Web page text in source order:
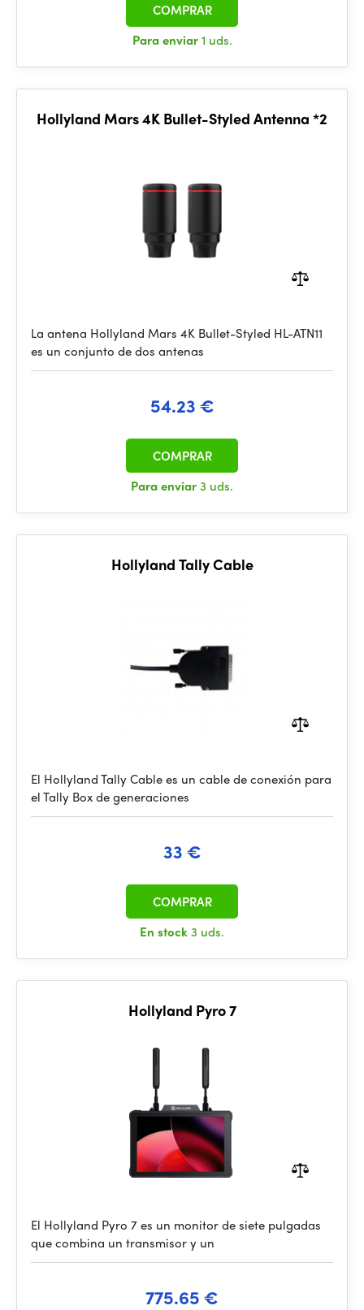
Para enviar1 uds.
COMPRAR
Hollyland Mars 4K Bullet-Styled Antenna *2
La antena Hollyland Mars 4K Bullet-Styled HL-ATN11
es un conjunto de dos antenas
54.23 €
Para enviar3 uds.
COMPRAR
Hollyland Tally Cable
El Hollyland Tally Cable es un cable de conexión para
el Tally Box de generaciones
33 €
En stock3 uds.
COMPRAR
Hollyland Pyro 7
El Hollyland Pyro 7 es un monitor de siete pulgadas
que combina un transmisor y un
775.65 €